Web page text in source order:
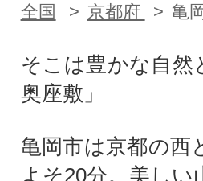
全国 京都府 亀
そこは豊かな自然
奥座敷」
亀岡市は京都の西
よそ20分。美し